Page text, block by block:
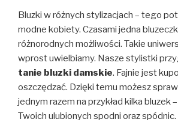
Bluzki w różnych stylizacjach – tego
modne kobiety. Czasami jedna
różnorodnych możliwości. Takie
wprost uwielbiamy. Nasze stylistki
tanie bluzki damskie. Fajnie jest
oszczędzać. Dzięki temu możesz
jednym razem na przykład kilka bluzek
Twoich ulubionych spodni oraz